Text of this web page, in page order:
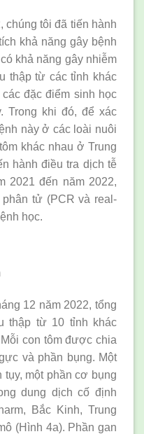
chúng tôi đã tiến hành
khả năng gây bệnh
khả năng gây nhiễm
thập từ các tỉnh khác
đặc điểm sinh học
Trong khi đó, để xác
này ở các loài nuôi
khác nhau ở Trung
hành điều tra dịch tễ
2021 đến năm 2022,
tử (PCR và real-
học.
12 năm 2022, tổng
thập từ 10 tỉnh khác
con tôm được chia
và phần bụng. Một
tụy, một phần cơ bụng
dung dịch cố định
Bắc Kinh, Trung
(Hình 4a). Phần gan